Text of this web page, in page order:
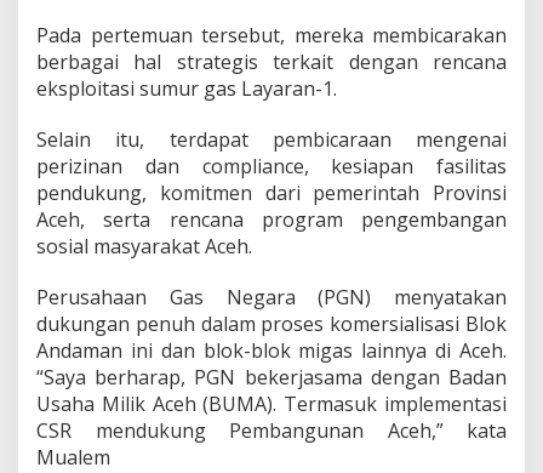
Pada pertemuan tersebut, mereka membicarakan
berbagai hal strategis terkait dengan rencana
eksploitasi sumur gas Layaran-1.
Selain itu, terdapat pembicaraan mengenai
perizinan dan compliance, kesiapan fasilitas
pendukung, komitmen dari pemerintah Provinsi
Aceh, serta rencana program pengembangan
sosial masyarakat Aceh.
Perusahaan Gas Negara (PGN) menyatakan
dukungan penuh dalam proses komersialisasi Blok
Andaman ini dan blok-blok migas lainnya di Aceh.
“Saya berharap, PGN bekerjasama dengan Badan
Usaha Milik Aceh (BUMA). Termasuk implementasi
CSR mendukung Pembangunan Aceh,” kata
Mualem